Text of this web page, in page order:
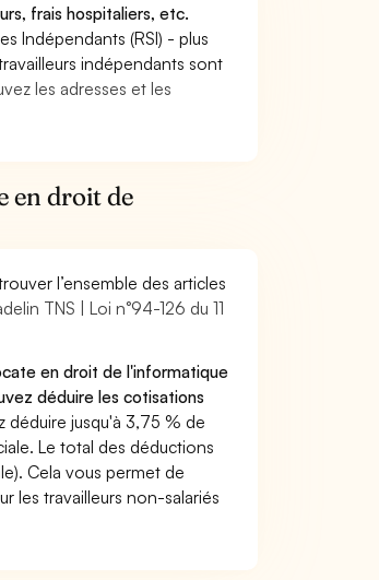
frais hospitaliers, etc.
Indépendants (RSI) - plus
indépendants sont
les adresses et les
en droit de
l’ensemble des articles
TNS | Loi n°94-126 du 11
en droit de l'informatique
déduire les cotisations
déduire jusqu'à 3,75 % de
Le total des déductions
Cela vous permet de
les travailleurs non-salariés